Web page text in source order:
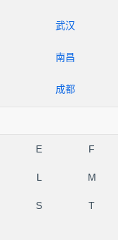
武汉
南昌
成都
E F
L M
S T